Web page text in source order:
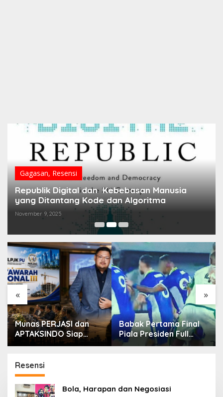
Gagasan, Resensi
Republik Digital dan Kebebasan Manusia
yang Ditantang Kode dan Algoritma
November 9, 2025
« »
Munas PERJASI dan
APTAKSINDO Siap
Digelar, Bahas
Revisi AD/ART
Babak Pertama Final
Piala Presiden Full
Tegang, Skor Masih
Resensi
Bola, Harapan dan Negosiasi